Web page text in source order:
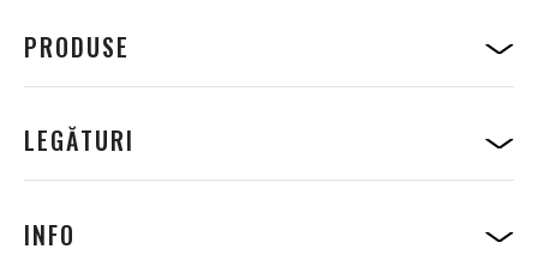
e
t
i
v
a
l
B
u
PRODUSE
LEGĂTURI
INFO